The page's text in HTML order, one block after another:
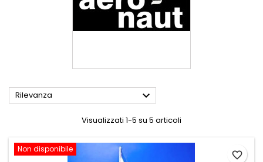
Rilevanza 
Visualizzati 1-5 su 5 articoli
Non disponibile
favorite_border